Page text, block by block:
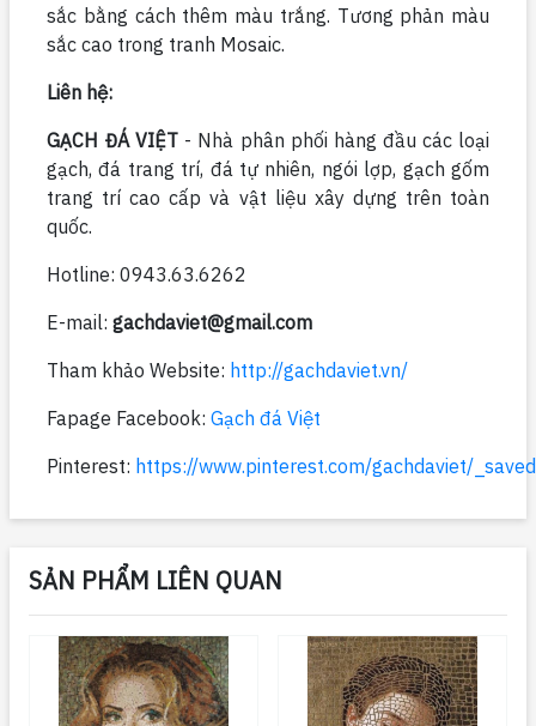
sắc bằng cách thêm màu trắng. Tương phản màu
sắc cao trong tranh Mosaic.
Liên hệ:
GẠCH ĐÁ VIỆT - Nhà phân phối hàng đầu các loại
gạch, đá trang trí, đá tự nhiên, ngói lợp, gạch gốm
trang trí cao cấp và vật liệu xây dựng trên toàn
quốc.
Hotline: 0943.63.6262
E-mail: gachdaviet@gmail.com
Tham khảo Website: http://gachdaviet.vn/
Fapage Facebook: Gạch đá Việt
Pinterest: https://www.pinterest.com/gachdaviet/
SẢN PHẨM LIÊN QUAN